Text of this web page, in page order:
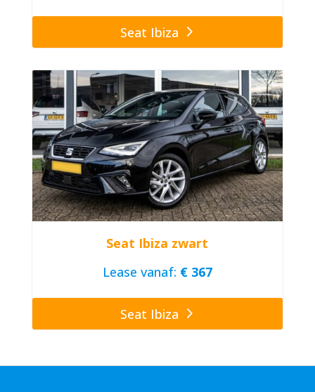
Seat Ibiza
Seat Ibiza zwart
Lease vanaf: € 367
Seat Ibiza